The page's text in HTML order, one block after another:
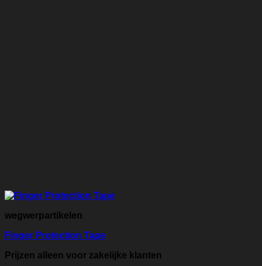
wegwerpartikelen
Finger Protection Tape
Prijzen alleen voor zakelijke klanten